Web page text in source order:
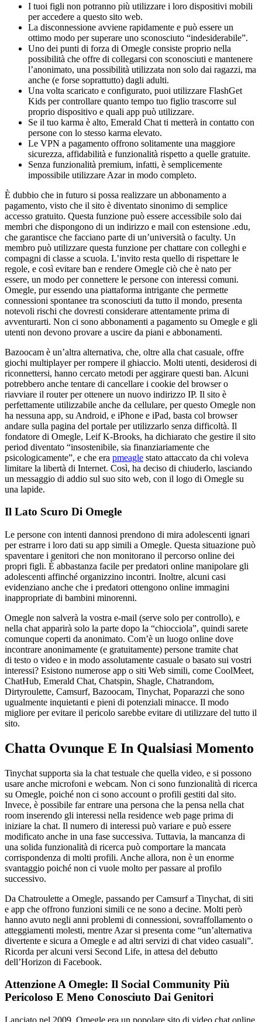
I tuoi figli non potranno più utilizzare i loro dispositivi mobili
per accedere a questo sito web.
La disconnessione avviene rapidamente e può essere un
ottimo modo per superare uno sconosciuto “indesiderabile”.
Uno dei punti di forza di Omegle consiste proprio nella
possibilità che offre di collegarsi con sconosciuti e mantenere
l’anonimato, una possibilità utilizzata non solo dai ragazzi, ma
anche (e forse soprattutto) dagli adulti.
Una volta scaricato e configurato, puoi utilizzare FlashGet
Kids per controllare quanto tempo tuo figlio trascorre sul
proprio dispositivo e quali app può utilizzare.
Se il tuo karma è alto, Emerald Chat ti metterà in contatto con
persone con lo stesso karma elevato.
Le VPN a pagamento offrono solitamente una maggiore
sicurezza, affidabilità e funzionalità rispetto a quelle gratuite.
Senza funzionalità premium, infatti, è semplicemente
impossibile utilizzare Azar in modo completo.
È dubbio che in futuro si possa realizzare un abbonamento a
pagamento, visto che il sito è diventato sinonimo di semplice
accesso gratuito. Questa funzione può essere accessibile solo dai
membri che dispongono di un indirizzo e mail con estensione .edu,
che garantisce che facciano parte di un’università o faculty. Un
membro può utilizzare questa funzione per chattare con colleghi e
compagni di classe a scuola. L’invito resta quello di rispettare le
regole, e così evitare ban e rendere Omegle ciò che è nato per
essere, un modo per connettere le persone con interessi comuni.
Omegle, pur essendo una piattaforma intrigante che permette
connessioni spontanee tra sconosciuti da tutto il mondo, presenta
notevoli rischi che dovresti considerare attentamente prima di
avventurarti. Non ci sono abbonamenti a pagamento su Omegle e gli
utenti non devono provare a uscire da piani e abbonamenti.
Bazoocam è un’altra alternativa, che, oltre alla chat casuale, offre
giochi multiplayer per rompere il ghiaccio. Molti utenti, desiderosi di
riconnettersi, hanno cercato metodi per aggirare questi ban. Alcuni
potrebbero anche tentare di cancellare i cookie del browser o
riavviare il router per ottenere un nuovo indirizzo IP. Il sito è
perfettamente utilizzabile anche da cellulare, per questo Omegle non
ha nessuna app, su Android, e iPhone e iPad, basta col browser
andare sulla pagina del portale per utilizzarlo senza difficoltà. Il
fondatore di Omegle, Leif K-Brooks, ha dichiarato che gestire il sito
period diventato “insostenibile, sia finanziariamente che
psicologicamente”, e che era pmeagle stato attaccato da chi voleva
limitare la libertà di Internet. Così, ha deciso di chiuderlo, lasciando
un messaggio di addio sul suo sito web, con il logo di Omegle su
una lapide.
Il Lato Scuro Di Omegle
Le persone con intenti dannosi prendono di mira adolescenti ignari
per estrarre i loro dati su app simili a Omegle. Questa situazione può
spaventare i genitori che non monitorano il percorso online dei
propri figli. È abbastanza facile per predatori online manipolare gli
adolescenti affinché organizzino incontri. Inoltre, alcuni casi
evidenziano anche che i predatori ottengono online immagini
inappropriate di bambini minorenni.
Omegle non salverà la vostra e-mail (serve solo per controllo), e
nella chat apparirà solo la parte dopo la “chiocciola”, quindi sarete
comunque coperti da anonimato. Com’è un luogo online dove
incontrare anonimamente (e gratuitamente) persone tramite chat
di testo o video e in modo assolutamente casuale o basato sui vostri
interessi? Esistono numerose app o siti Web simili, come CoolMeet,
ChatHub, Emerald Chat, Chatspin, Shagle, Chatrandom,
Dirtyroulette, Camsurf, Bazoocam, Tinychat, Poparazzi che sono
ugualmente inquietanti e pieni di potenziali minacce. Il modo
migliore per evitare il pericolo sarebbe evitare di utilizzare del tutto il
sito.
Chatta Ovunque E In Qualsiasi Momento
Tinychat supporta sia la chat testuale che quella video, e si possono
usare anche microfoni e webcam. Non ci sono funzionalità di ricerca
su Omegle, poiché non ci sono account o profili gestiti dal sito.
Invece, è possibile far entrare una persona che la pensa nella chat
room inserendo gli interessi nella residence web page prima di
iniziare la chat. Il numero di interessi può variare e può essere
modificato anche in una fase successiva. Tuttavia, la mancanza di
una solida funzionalità di ricerca può comportare la mancata
corrispondenza di molti profili. Anche allora, non è un enorme
svantaggio poiché non ci vuole molto per passare al profilo
successivo.
Da Chatroulette a Omegle, passando per Camsurf a Tinychat, di siti
e app che offrono funzioni simili ce ne sono a decine. Molti però
hanno avuto negli anni problemi di connessioni, sovraffollamento o
atteggiamenti molesti, mentre Azar si presenta come “un’alternativa
divertente e sicura a Omegle e ad altri servizi di chat video casuali”.
Ricorda per alcuni versi Second Life, in attesa del debutto
dell’Horizon di Facebook.
Attenzione A Omegle: Il Social Community Più
Pericoloso E Meno Conosciuto Dai Genitori